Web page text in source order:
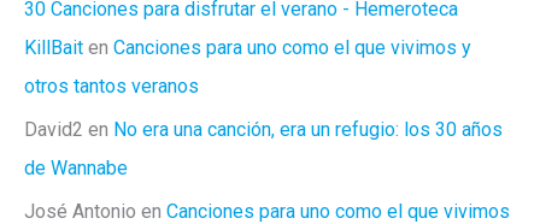
30 Canciones para disfrutar el verano - Hemeroteca
KillBait en Canciones para uno como el que vivimos y
otros tantos veranos
David2 en No era una canción, era un refugio: los 30 años
de Wannabe
José Antonio en Canciones para uno como el que vivimos